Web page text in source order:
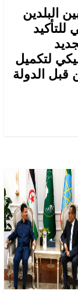
البلدين
لتكميل
قبل الدولة